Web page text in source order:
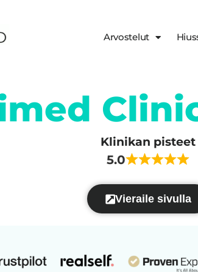
Arvostelut
Klinikan pisteet
5.0
Vieraile sivulla